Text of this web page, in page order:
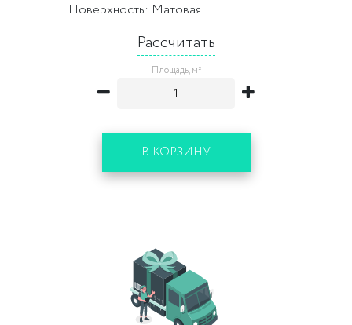
Поверхность: Матовая
Рассчитать
Площадь, м²
В КОРЗИНУ